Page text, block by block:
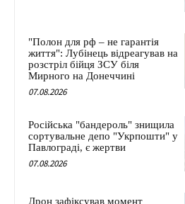
"Полон для рф – не гарантія
життя": Лубінець відреагував на
розстріл бійця ЗСУ біля
Мирного на Донеччині
07.08.2026
Російська "бандероль" знищила
сортувальне депо "Укрпошти" у
Павлограді, є жертви
07.08.2026
Дрон зафіксував момент